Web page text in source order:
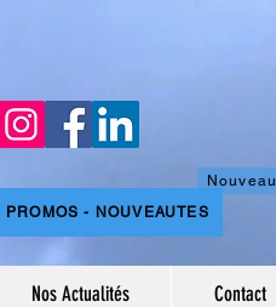
PROMOS - NOUVEAUTES
Nouveau
Nos Actualités Contact